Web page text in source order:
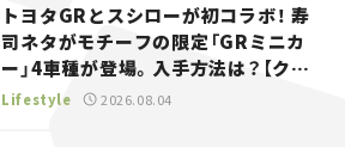
トヨタGRとスシローが初コラボ！ 寿
司ネタがモチーフの限定「GRミニカ
ー」4車種が登場。入手方法は？【クル
マとホビー】
Lifestyle 2026.08.04